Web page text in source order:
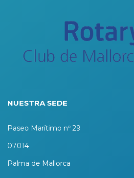
NUESTRA SEDE
Paseo Marítimo nº 29
07014
Palma de Mallorca